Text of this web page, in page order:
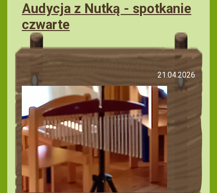
Audycja z Nutką - spotkanie
czwarte
21.04.2026